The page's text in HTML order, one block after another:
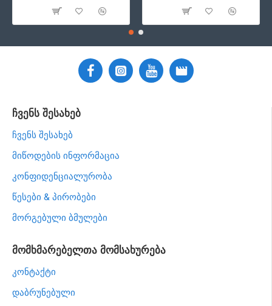
ჩვენს შესახებ
ჩვენს შესახებ
მიწოდების ინფორმაცია
კონფიდენციალურობა
წესები & პირობები
მორგებული ბმულები
მომხმარებელთა მომსახურება
კონტაქტი
დაბრუნებული